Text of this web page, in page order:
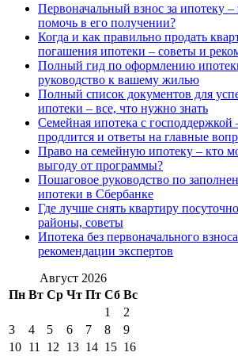
Первоначальный взнос за ипотеку
помочь в его получении?
Когда и как правильно продать
погашения ипотеки – советы и
Полный гид по оформлению
руководство к вашему жилью
Полный список документов для
ипотеки – все, что нужно знать
Семейная ипотека с господдержкой
продлится и ответы на главные
Право на семейную ипотеку – кто
выгоду от программы?
Пошаговое руководство по
ипотеки в Сбербанке
Где лучше снять квартиру
районы, советы
Ипотека без первоначального
рекомендации экспертов
Август 2026
Пн Вт Ср Чт Пт Сб Вс
1
2
3
4 5 6 7 8
9
10 11 12 13 14 15 16